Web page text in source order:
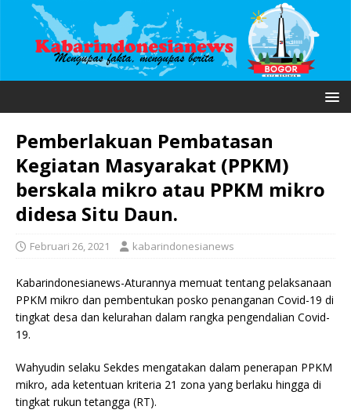
Pemberlakuan Pembatasan
Kegiatan Masyarakat (PPKM)
berskala mikro atau PPKM mikro
didesa Situ Daun.
Februari 26, 2021 kabarindonesianews
Kabarindonesianews-Aturannya memuat tentang pelaksanaan
PPKM mikro dan pembentukan posko penanganan Covid-19 di
tingkat desa dan kelurahan dalam rangka pengendalian Covid-
19.
Wahyudin selaku Sekdes mengatakan dalam penerapan PPKM
mikro, ada ketentuan kriteria 21 zona yang berlaku hingga di
tingkat rukun tetangga (RT).